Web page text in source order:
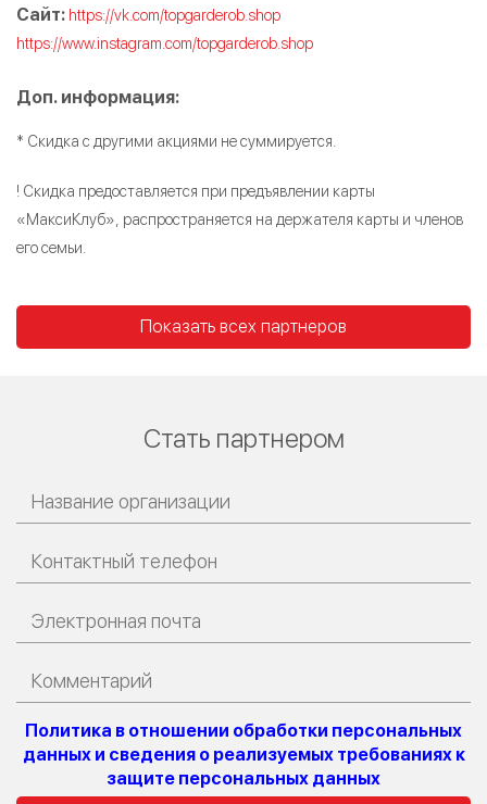
Сайт: https://vk.com/topgarderob.shop
https://www.instagram.com/topgarderob.shop
Доп. информация:
* Скидка с другими акциями не суммируется.
! Скидка предоставляется при предъявлении карты
«МаксиКлуб», распространяется на держателя карты и членов
его семьи.
Показать всех партнеров
Стать партнером
Политика в отношении обработки персональных
данных и сведения о реализуемых требованиях к
защите персональных данных